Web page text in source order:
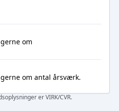
om
om antal årsværk.
er VIRK/CVR.